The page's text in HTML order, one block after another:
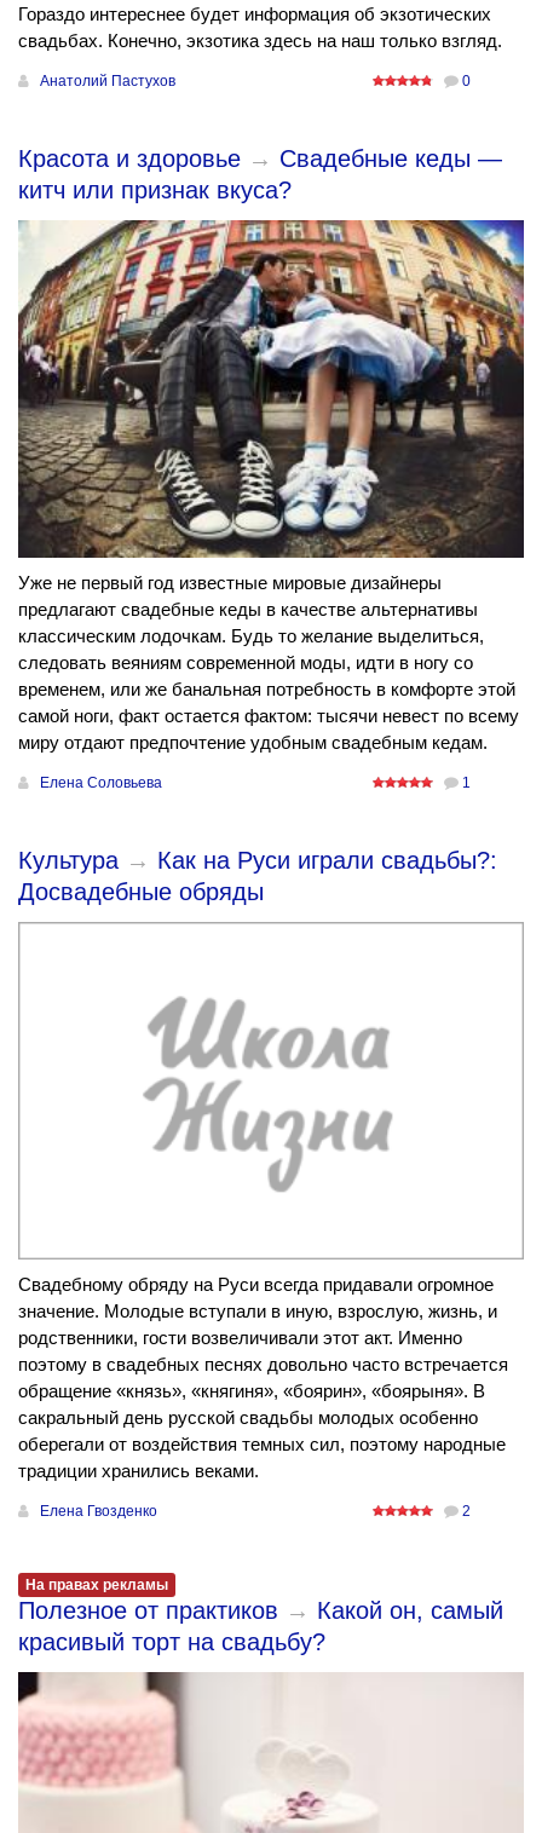
Гораздо интереснее будет информация об экзотических
свадьбах. Конечно, экзотика здесь на наш только взгляд.
Анатолий Пастухов 0
Красота и здоровье → Свадебные кеды —
китч или признак вкуса?
Уже не первый год известные мировые дизайнеры
предлагают свадебные кеды в качестве альтернативы
классическим лодочкам. Будь то желание выделиться,
следовать веяниям современной моды, идти в ногу со
временем, или же банальная потребность в комфорте этой
самой ноги, факт остается фактом: тысячи невест по всему
миру отдают предпочтение удобным свадебным кедам.
Елена Соловьева 1
Культура → Как на Руси играли свадьбы?:
Досвадебные обряды
Свадебному обряду на Руси всегда придавали огромное
значение. Молодые вступали в иную, взрослую, жизнь, и
родственники, гости возвеличивали этот акт. Именно
поэтому в свадебных песнях довольно часто встречается
обращение «князь», «княгиня», «боярин», «боярыня». В
сакральный день русской свадьбы молодых особенно
оберегали от воздействия темных сил, поэтому народные
традиции хранились веками.
Елена Гвозденко 2
На правах рекламы
Полезное от практиков → Какой он, самый
красивый торт на свадьбу?